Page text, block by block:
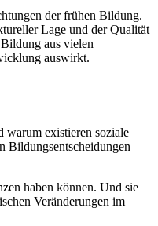
der frühen Bildung.
Lage und der Qualität
aus vielen
auswirkt.
warum existieren soziale
Bildungsentscheidungen
haben können. Und sie
Veränderungen im